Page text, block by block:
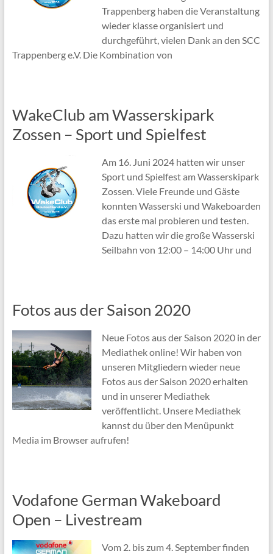
Trappenberg haben die Veranstaltung
wieder klasse organisiert und
durchgeführt, vielen Dank an den SCC
Trappenberg e.V. Die Kombination von
WakeClub am Wasserskipark
Zossen – Sport und Spielfest
Am 16. Juni 2024 hatten wir unser
Sport und Spielfest am Wasserskipark
Zossen. Viele Freunde und Gäste
konnten Wasserski und Wakeboarden
das erste mal probieren und testen.
Dazu hatten wir die große Wasserski
Seilbahn von 12:00 – 14:00 Uhr und
Fotos aus der Saison 2020
Neue Fotos aus der Saison 2020 in der
Mediathek online! Wir haben von
unseren Mitgliedern wieder neue
Fotos aus der Saison 2020 erhalten
und in unserer Mediathek
veröffentlicht. Unsere Mediathek
kannst du über den Menüpunkt
Media im Browser aufrufen!
Vodafone German Wakeboard
Open – Livestream
Vom 2. bis zum 4. September finden